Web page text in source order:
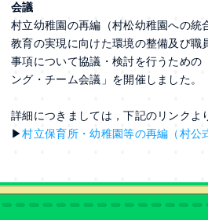
会議
村立幼稚園の再編（村松幼稚園への統
教育の実現に向けた環境の整備及び職
事項について協議・検討を行うための
ング・チーム会議」を開催しました。
詳細につきましては，下記のリンクよ
▶村立保育所・幼稚園等の再編（村公